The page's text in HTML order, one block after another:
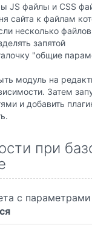
JS файлы и CSS
сайта к файлам
несколько файлов
запятой
"общие
модуль на
Затем
и добавить
при
с параметрами